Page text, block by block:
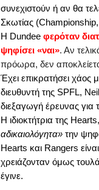
συνεχιστούν ή αν θα
Σκωτίας (Championship,
H Dundee φερόταν
ψηφίσει «ναι». Αν
πρόωρα, δεν
Έχει επικρατήσει χάος
διευθυντή της SPFL, Neil
διεξαγωγή έρευνας για
Η ιδιοκτήτρια της Hearts,
αδικαιολόγητα» την
Hearts και Rangers
χρειάζονταν όμως
έγινε.